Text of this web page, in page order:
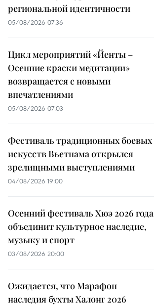
региональной идентичности
05/08/2026 07:36
Цикл мероприятий «Йенты –
Осенние краски медитации»
возвращается с новыми
впечатлениями
05/08/2026 07:03
Фестиваль традиционных боевых
искусств Вьетнама открылся
зрелищными выступлениями
04/08/2026 19:00
Осенний фестиваль Хюэ 2026 года
объединит культурное наследие,
музыку и спорт
03/08/2026 20:00
Ожидается, что Марафон
наследия бухты Халонг 2026